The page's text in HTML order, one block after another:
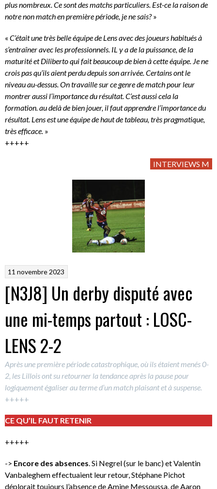
plus nombreux. Ce sont des matchs particuliers. Est-ce la raison de
notre non match en première période, je ne sais?»
« C’était une très belle équipe de Lens avec des joueurs habitués à
s’entraîner avec les professionnels. IL y a de la puissance, de la
maturité et Diliberto qui fait beaucoup de bien à cette équipe. Je ne
crois pas qu’ils aient perdu depuis son arrivée. Certains ont le
niveau au-dessus. On travaille sur ce genre de match pour leur
montrer aussi l’importance du résultat. C’est aussi cela la
formation. au delà de bien jouer, il faut apprendre l’importance du
résultat. Lens est une équipe de haut de tableau, très pragmatique,
très efficace. »
+++++
INTERVIEWS M
11 novembre 2023
[N3J8] Un derby disputé avec
une mi-temps partout : LOSC-
LENS 2-2
Après une première période catastrophique, où ils étaient menés 0-
2, les Lillois ont su retourner la tendance après la pause pour
logiquement égaliser au terme d’un match plaisant et à suspense.
+++++
CE QU’IL FAUT RETENIR
+++++
-> Encore des absences . Si Negrel (sur le banc) et Valentin
Vanbaleghem effectuaient leur retour, Stéphane Pichot
déplorait toujours l’absence de Amine Messoussa, de Aaron